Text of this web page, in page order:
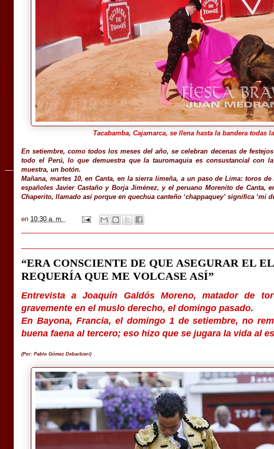
Tacabamba, Cajamarca, se llena hasta la bandera todas
En setiembre, como todos los meses del año, se celebran decenas de
todo el Perú, lo que demuestra que la tauromaquia es consustancial con
muestra, un botón.
Mañana, martes 10, en Canta, en la sierra limeña, a un paso de Lima: toros
españoles Javier Castaño y Borja Jiménez, y el peruano Morenito de Canta,
Chaperito, llamado así porque en quechua canteño ‘chappaquey’ significa ‘mi
en 10:30 a. m.
“ERA CONSCIENTE DE QUE ASEGURAR EL
REQUERÍA QUE ME VOLCASE ASÍ”
Entrevista a Joaquín Galdós Moreno, matador de
gravemente en el muslo derecho, el domingo pasado.
En Bayona, Francia, el domingo 1 de setiembre, no
buena faena al tercero; eso hizo que se jugara la vida al
(Por: Pablo Gómez Debarbieri)